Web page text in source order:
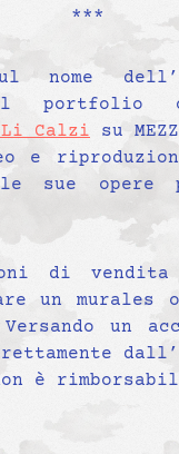
***
nome
portfolio
Li Calzi su
e
sue opere
di vendita
un murales
Versando un
è